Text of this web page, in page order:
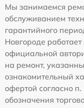
Мы занимаемся
обслуживанием
гарантийного
Новгороде
официальной
на ремонт,
ознакомительный
офертой согласно
обозначения